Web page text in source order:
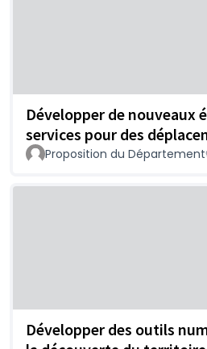
Développer de nouveaux
services pour des
Proposition du Département
Développer des outils